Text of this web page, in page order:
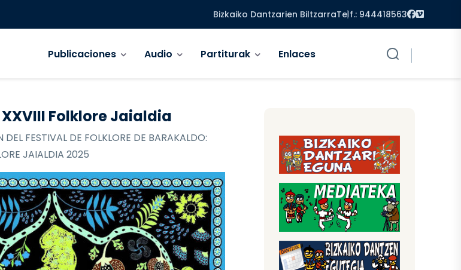
Bizkaiko Dantzarien BiltzarraTelf.: 944418563 Facebook
Vimeo
Publicaciones Audio Partiturak Enlaces
Folklore Jaialdia
DEL FESTIVAL DE FOLKLORE DE BARAKALDO:
JAIALDIA 2025